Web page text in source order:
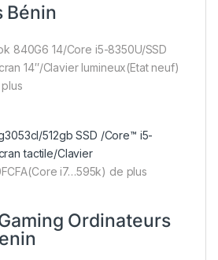
Bénin
840G6 14/Core i5-8350U/SSD
14″/Clavier lumineux(Etat neuf)
512gb SSD /Core™ i5-
tactile/Clavier
i7…595k) de plus
Ordinateurs